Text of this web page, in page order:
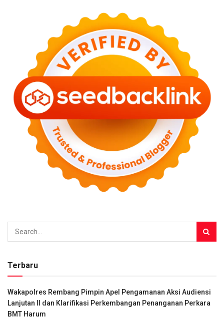
Terbaru
Wakapolres Rembang Pimpin Apel Pengamanan Aksi Audiensi
Lanjutan II dan Klarifikasi Perkembangan Penanganan Perkara
BMT Harum